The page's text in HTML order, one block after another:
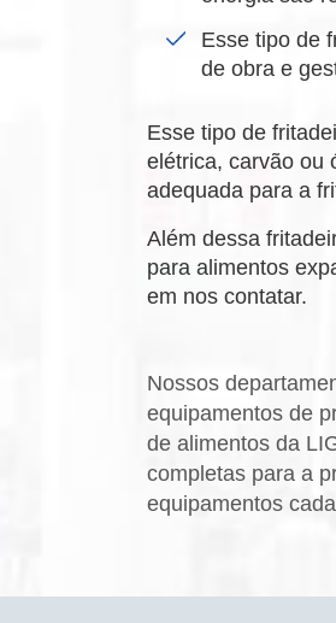
Esse tipo de
de obra e
Esse tipo de
elétrica, carvão ou
adequada para a
Além dessa
para alimentos
em nos contatar.
Nossos
equipamentos de
de alimentos da
completas para a
equipamentos